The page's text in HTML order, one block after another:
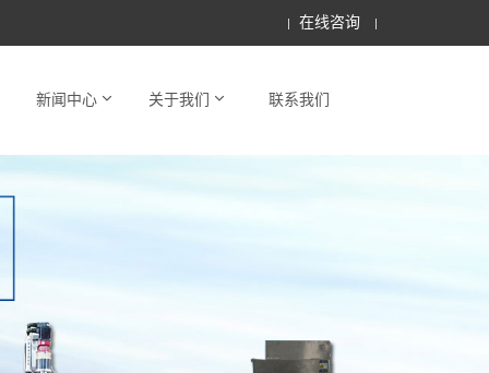
在线咨询
新闻中心 关于我们 联系我们